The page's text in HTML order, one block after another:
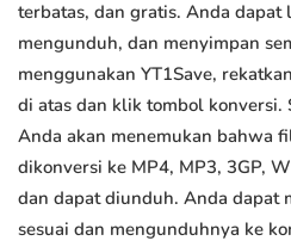
terbatas, dan gratis. Anda dapat
mengunduh, dan menyimpan
menggunakan YT1Save,
di atas dan klik tombol konversi.
Anda akan menemukan bahwa
dikonversi ke MP4, MP3, 3GP,
dan dapat diunduh. Anda dapat
sesuai dan mengunduhnya ke